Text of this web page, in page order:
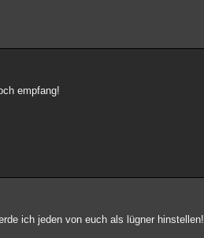
empfang!
ich jeden von euch als lügner hinstellen!